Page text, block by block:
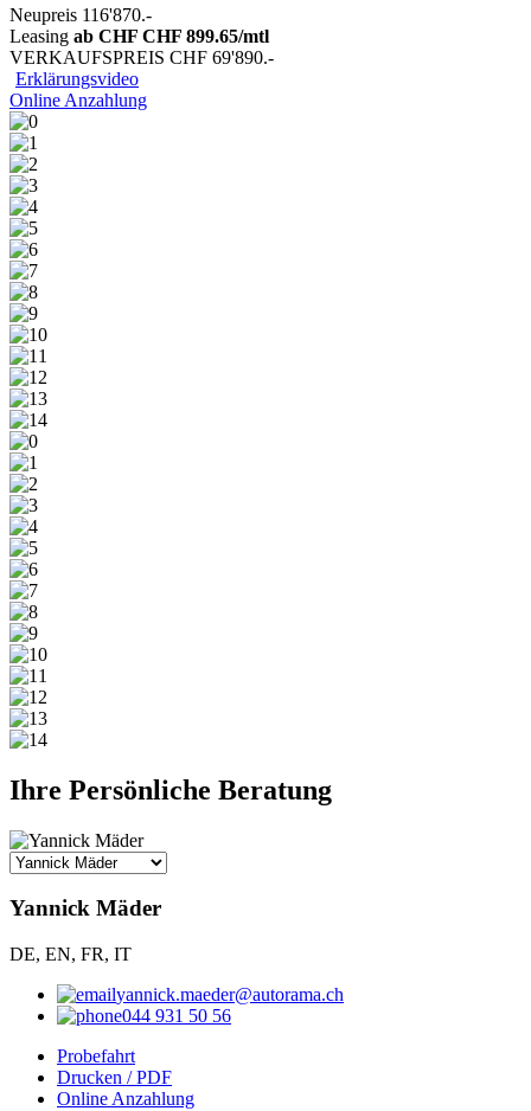
Neupreis 116'870.-
Leasing ab CHF CHF 899.65/mtl
VERKAUFSPREIS CHF 69'890.-
Erklärungsvideo
Online Anzahlung
Ihre Persönliche Beratung
Yannick Mäder
DE, EN, FR, IT
yannick.maeder@autorama.ch
044 931 50 56
Probefahrt
Drucken / PDF
Online Anzahlung